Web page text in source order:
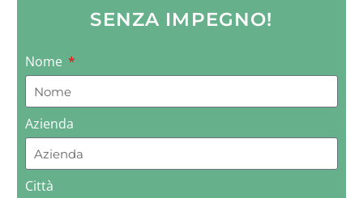
SENZA IMPEGNO!
Nome
Azienda
Città